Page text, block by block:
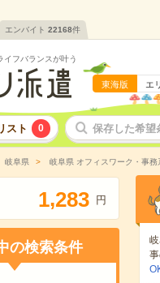
エンバイト 22168件
イフバランスが叶う
東海版 エ
スト 0 保存した希望
岐阜県 岐阜県 オフィスワーク・事務
1,283 円
の検索条件
事